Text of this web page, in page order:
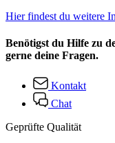
Hier findest du weitere
Benötigst du Hilfe zu
gerne deine Fragen.
Kontakt
Chat
Geprüfte Qualität